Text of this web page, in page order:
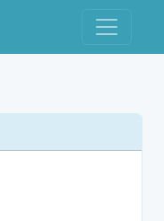
Toggle